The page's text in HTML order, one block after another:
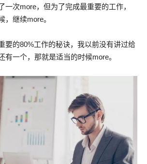
一次more，但为了完成最重要的工作，
，继续more。
要的80%工作的秘诀，我以前没有讲过给
有一个，那就是适当的时候more。